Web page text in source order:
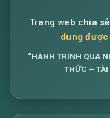
Trang web chia
dung
“HÀNH TRÌNH QUA
THỨC – TÀI